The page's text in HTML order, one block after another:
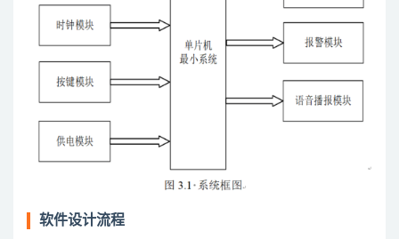
软件设计流程